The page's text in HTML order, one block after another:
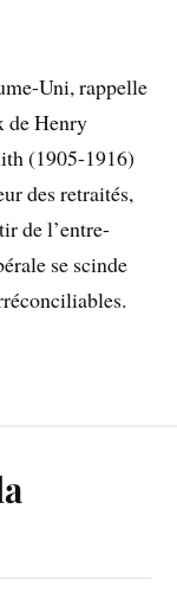
Uni, rappelle
de Henry
(1905-1916)
des retraités,
de l’entre-
se scinde